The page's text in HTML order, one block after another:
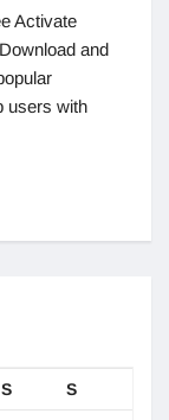
Activate
and
users with
S S